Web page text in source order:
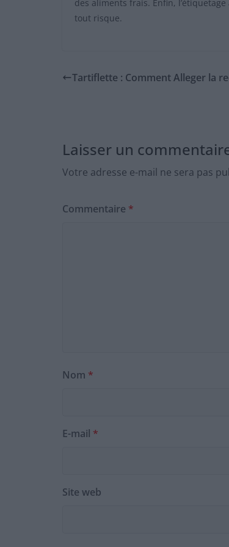
des aliments frais. Enfin,
tout risque.
Tartiflette : Comment Alleger la
Laisser un
Votre adresse e-mail ne sera pas
Commentaire *
Nom *
E-mail *
Site web